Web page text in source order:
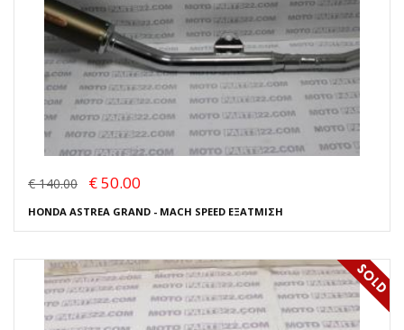
€ 140.00 € 50.00
HONDA ASTREA GRAND - MACH SPEED ΕΞΑΤΜΙΣΗ